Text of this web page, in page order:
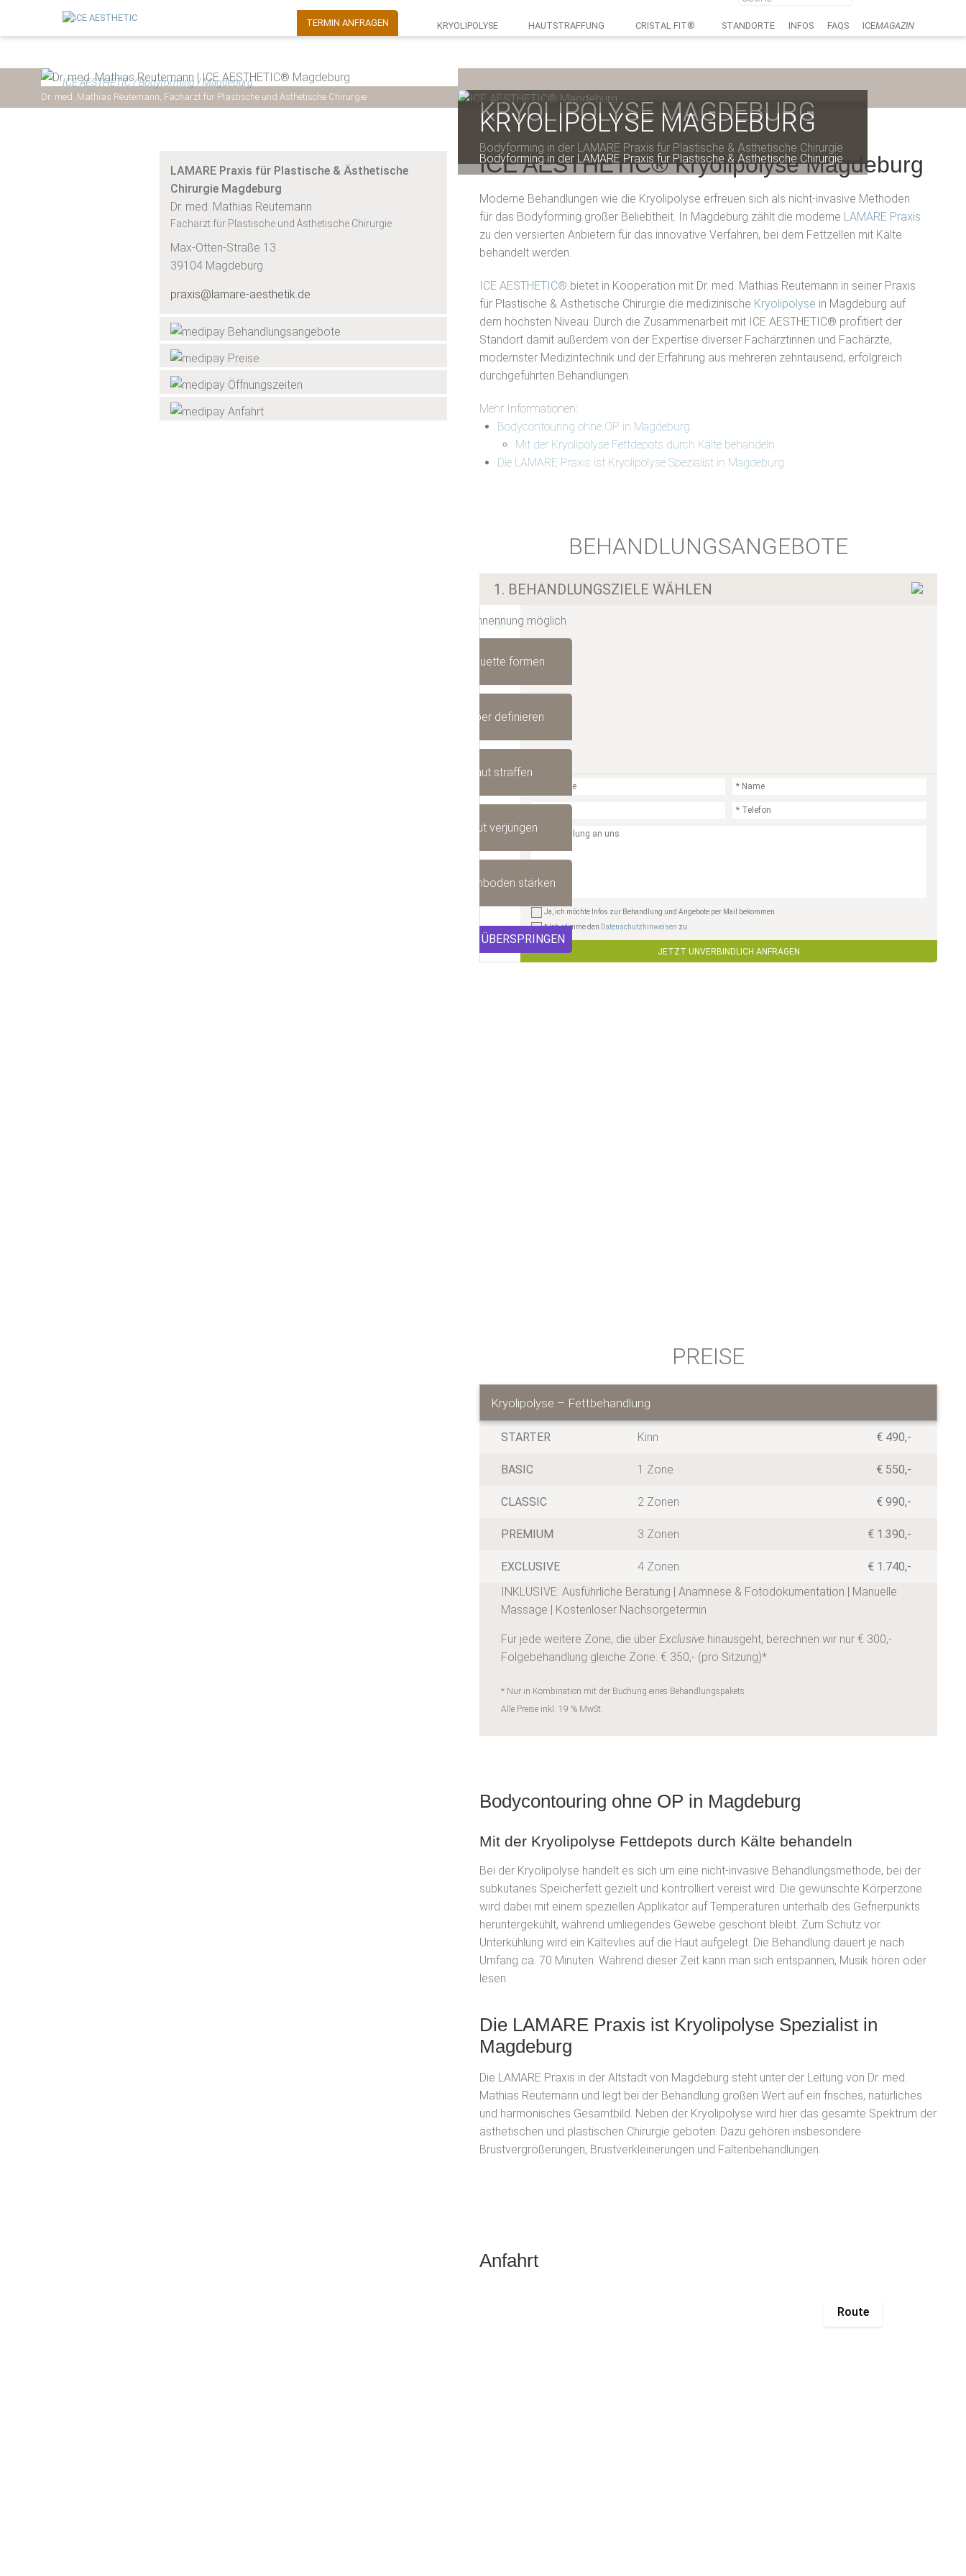
TERMIN ANFRAGEN KRYOLIPOLYSE HAUTSTRAFFUNG CRISTAL FIT® STANDORTE INFOS FAQS ICEMAGAZIN
ICE AESTHETIC/Bodyforming /Magdeburg
Dr. med. Mathias Reutemann, Facharzt für Plastische und Ästhetische Chirurgie
KRYOLIPOLYSE MAGDEBURG
Bodyforming in der LAMARE Praxis für Plastische & Ästhetische Chirurgie
KRYOLIPOLYSE MAGDEBURG
Bodyforming in der LAMARE Praxis für Plastische & Ästhetische Chirurgie
KRYOLIPOLYSE MAGDEBURG
Bodyforming in der LAMARE Praxis für Plastische & Ästhetische Chirurgie
KRYOLIPOLYSE MAGDEBURG
Bodyforming in der LAMARE Praxis für Plastische & Ästhetische Chirurgie
LAMARE Praxis für Plastische & Ästhetische
Chirurgie Magdeburg
Dr. med. Mathias Reutemann
Facharzt für Plastische und Ästhetische Chirurgie
Max-Otten-Straße 13
39104 Magdeburg
praxis@lamare-aesthetik.de
Behandlungsangebote
Preise
Öffnungszeiten
Anfahrt
ICE AESTHETIC® Kryolipolyse Magdeburg
Moderne Behandlungen wie die Kryolipolyse erfreuen sich als nicht-invasive Methoden
für das Bodyforming großer Beliebtheit. In Magdeburg zählt die moderne LAMARE Praxis
zu den versierten Anbietern für das innovative Verfahren, bei dem Fettzellen mit Kälte
behandelt werden.
ICE AESTHETIC® bietet in Kooperation mit Dr. med. Mathias Reutemann in seiner Praxis
für Plastische & Ästhetische Chirurgie die medizinische Kryolipolyse in Magdeburg auf
dem höchsten Niveau. Durch die Zusammenarbeit mit ICE AESTHETIC® profitiert der
Standort damit außerdem von der Expertise diverser Fachärztinnen und Fachärzte,
modernster Medizintechnik und der Erfahrung aus mehreren zehntausend, erfolgreich
durchgeführten Behandlungen.
Mehr Informationen:
Bodycontouring ohne OP in Magdeburg
Mit der Kryolipolyse Fettdepots durch Kälte behandeln
Die LAMARE Praxis ist Kryolipolyse Spezialist in Magdeburg
BEHANDLUNGSANGEBOTE
1. BEHANDLUNGSZIELE WÄHLEN
Mehrfachnennung möglich
Silhouette formen
Körper definieren
Haut straffen
Haut verjüngen
Beckenboden stärken
ÜBERSPRINGEN
Ja, ich möchte Infos zur Behandlung und Angebote per Mail bekommen.
* Ich stimme den Datenschutzhinweisen zu
PREISE
Kryolipolyse – Fettbehandlung
STARTER Kinn € 490,-
BASIC 1 Zone € 550,-
CLASSIC 2 Zonen € 990,-
PREMIUM 3 Zonen € 1.390,-
EXCLUSIVE 4 Zonen
€ 1.740,-
INKLUSIVE: Ausführliche Beratung | Anamnese & Fotodokumentation | Manuelle
Massage | Kostenloser Nachsorgetermin
Für jede weitere Zone, die über Exclusive hinausgeht, berechnen wir nur € 300,-
Folgebehandlung gleiche Zone: € 350,- (pro Sitzung)*
* Nur in Kombination mit der Buchung eines Behandlungspakets.
Alle Preise inkl. 19 % MwSt.
Bodycontouring ohne OP in Magdeburg
Mit der Kryolipolyse Fettdepots durch Kälte behandeln
Bei der Kryolipolyse handelt es sich um eine nicht-invasive Behandlungsmethode, bei der
subkutanes Speicherfett gezielt und kontrolliert vereist wird. Die gewünschte Körperzone
wird dabei mit einem speziellen Applikator auf Temperaturen unterhalb des Gefrierpunkts
heruntergekühlt, während umliegendes Gewebe geschont bleibt. Zum Schutz vor
Unterkühlung wird ein Kältevlies auf die Haut aufgelegt. Die Behandlung dauert je nach
Umfang ca. 70 Minuten. Während dieser Zeit kann man sich entspannen, Musik hören oder
lesen.
Die LAMARE Praxis ist Kryolipolyse Spezialist in
Magdeburg
Die LAMARE Praxis in der Altstadt von Magdeburg steht unter der Leitung von Dr. med.
Mathias Reutemann und legt bei der Behandlung großen Wert auf ein frisches, natürliches
und harmonisches Gesamtbild. Neben der Kryolipolyse wird hier das gesamte Spektrum der
ästhetischen und plastischen Chirurgie geboten. Dazu gehören insbesondere
Brustvergrößerungen, Brustverkleinerungen und Faltenbehandlungen.
Anfahrt
Route